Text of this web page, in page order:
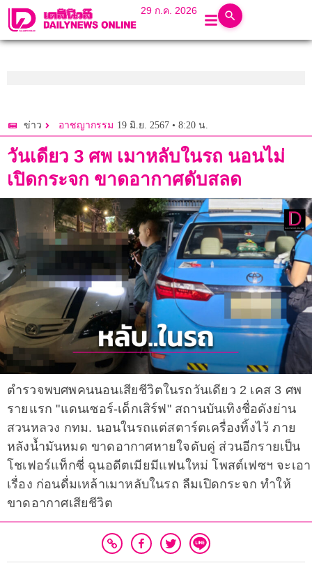
29 ก.ค. 2026
ข่าว อาชญากรรม 19 มิ.ย. 2567 • 8:20 น.
วันเดียว 3 ศพ เมาหลับในรถ นอนไม่
เปิดกระจก ขาดอากาศดับสลด
ตำรวจพบศพคนนอนเสียชีวิตในรถวันเดียว 2 เคส 3 ศพ
รายแรก "แดนเซอร์-เด็กเสิร์ฟ" สถานบันเทิงชื่อดังย่าน
สวนหลวง กทม. นอนในรถแต่สตาร์ตเครื่องทิ้งไว้ ภาย
หลังน้ำมันหมด ขาดอากาศหายใจดับคู่ ส่วนอีกรายเป็น
โชเฟอร์แท็กซี่ ฉุนอดีตเมียมีแฟนใหม่ โพสต์เฟซฯ จะเอา
เรื่อง ก่อนดื่มเหล้าเมาหลับในรถ ลืมเปิดกระจก ทำให้
ขาดอากาศเสียชีวิต